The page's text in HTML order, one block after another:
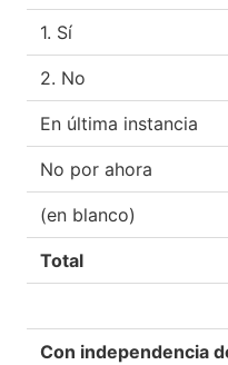
1. Sí
2. No
En última instancia
No por ahora
(en blanco)
Total
Con independencia